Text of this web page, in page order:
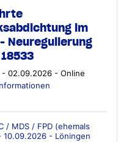
im
Neuregulierung
02.09.2026 - Online
/ MDS / FPD (ehemals
- Löningen